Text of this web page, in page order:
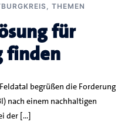
, THEMEN
für
finden
begrüßen die Forderung
nach einem nachhaltigen
der […]